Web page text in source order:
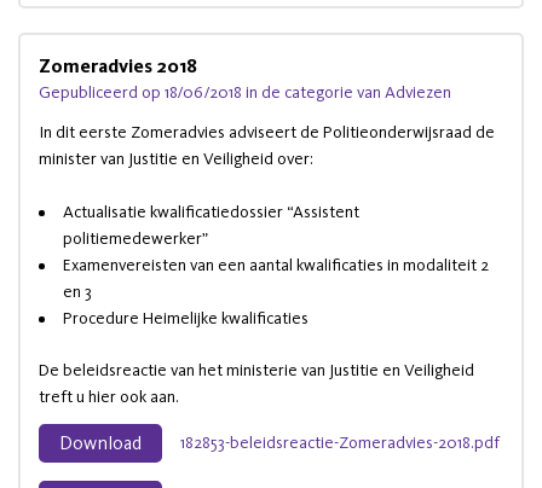
Zomeradvies 2018
Gepubliceerd op 18/06/2018 in de categorie van Adviezen
In dit eerste Zomeradvies adviseert de Politieonderwijsraad de
minister van Justitie en Veiligheid over:
Actualisatie kwalificatiedossier “Assistent
politiemedewerker”
Examenvereisten van een aantal kwalificaties in modaliteit 2
en 3
Procedure Heimelijke kwalificaties
De beleidsreactie van het ministerie van Justitie en Veiligheid
treft u hier ook aan.
182853-beleidsreactie-Zomeradvies-2018.pdf
Download